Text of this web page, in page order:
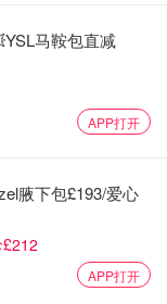
觉打开和关上都不
就更好用了。
马鞍包直减
APP打开
腋下包£193/爱心
APP打开